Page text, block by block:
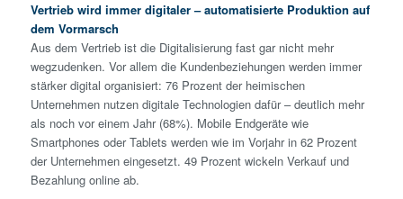
Vertrieb wird immer digitaler – automatisierte Produktion auf
dem Vormarsch
Aus dem Vertrieb ist die Digitalisierung fast gar nicht mehr
wegzudenken. Vor allem die Kundenbeziehungen werden immer
stärker digital organisiert: 76 Prozent der heimischen
Unternehmen nutzen digitale Technologien dafür – deutlich mehr
als noch vor einem Jahr (68%). Mobile Endgeräte wie
Smartphones oder Tablets werden wie im Vorjahr in 62 Prozent
der Unternehmen eingesetzt. 49 Prozent wickeln Verkauf und
Bezahlung online ab.